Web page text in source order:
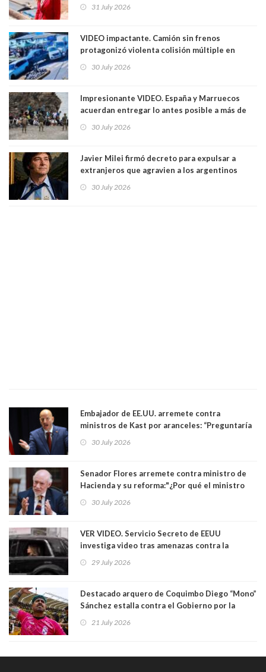
Ya son 29 seremis despedidos desde el 11 de
31 July 2026
VIDEO impactante. Camión sin frenos
protagonizó violenta colisión múltiple en
30 July 2026
Impresionante VIDEO. España y Marruecos
acuerdan entregar lo antes posible a más de
avalancha y de manera irregular a territorio
30 July 2026
Javier Milei firmó decreto para expulsar a
extranjeros que agravien a los argentinos
30 July 2026
Embajador de EE.UU. arremete contra
ministros de Kast por aranceles: “Preguntaría
Yo diría que no”
30 July 2026
Senador Flores arremete contra ministro de
Hacienda y su reforma:"¿Por qué el ministro
más ricos, pasándole la aplanadora a los
30 July 2026
VER VIDEO. Servicio Secreto de EEUU
investiga video tras amenazas contra la
29 July 2026
Destacado arquero de Coquimbo Diego “Mono”
Sánchez estalla contra el Gobierno por la
contra ministro Poduje a quién trató de
21 July 2026